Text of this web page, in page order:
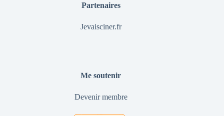
Partenaires
Jevaisciner.fr
Me soutenir
Devenir membre